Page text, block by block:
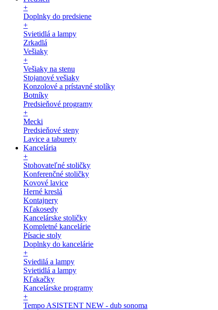
+
Doplnky do predsiene
+
Svietidlá a lampy
Zrkadlá
Vešiaky
+
Vešiaky na stenu
Stojanové vešiaky
Konzolové a prístavné stolíky
Botníky
Predsieňové programy
+
Mecki
Predsieňové steny
Lavice a taburety
Kancelária
+
Stohovateľné stoličky
Konferenčné stoličky
Kovové lavice
Herné kreslá
Kontajnery
Kľakosedy
Kancelárske stoličky
Kompletné kancelárie
Písacie stoly
Doplnky do kancelárie
+
Sviedilá a lampy
Svietidlá a lampy
Kľakačky
Kancelárske programy
+
Tempo ASISTENT NEW - dub sonoma